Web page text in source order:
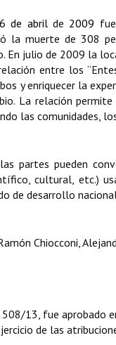
6 de abrilde 2009
la muerte de 308
En julio de 2009 la
entre los
y enriquecer la
La relación
las comunidades,
partes pueden
cultural, etc.)
de desarrollo
Chiocconi,
13, fue aprobado
de las